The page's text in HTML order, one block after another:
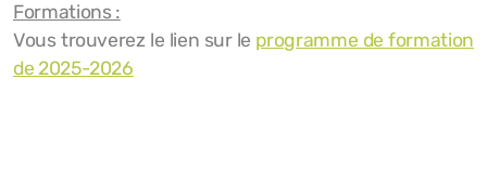
Formations :
Vous trouverez le lien sur le programme de formation
de 2025-2026